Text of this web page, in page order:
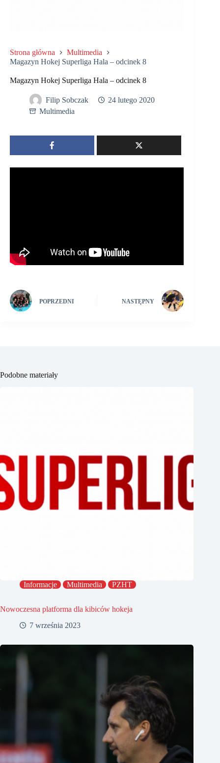
Strona główna
Multimedia
Magazyn Hokej Superliga Hala – odcinek 8
Magazyn Hokej Superliga Hala – odcinek 8
Filip Sobczak
24 lutego 2020
Multimedia
POPRZEDNI NASTĘPNY
Podobne materiały
Informacje Multimedia PZHT
Nowoczesna platforma dla kibiców hokeja
7 września 2023